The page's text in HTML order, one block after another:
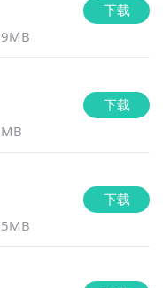
下载
下载
下载